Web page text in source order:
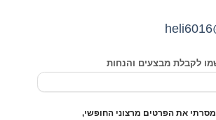
לקבלת מבצעים והנחות
את הפרטים מרצוני החופשי,